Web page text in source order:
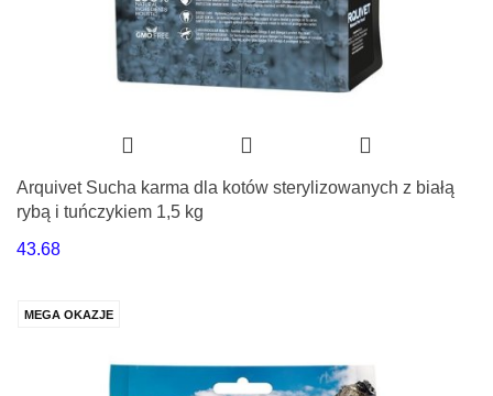
Arquivet Sucha karma dla kotów sterylizowanych z białą
rybą i tuńczykiem 1,5 kg
43.68
MEGA OKAZJE